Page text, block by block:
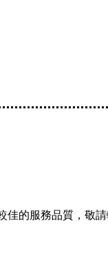
的服務品質，敬